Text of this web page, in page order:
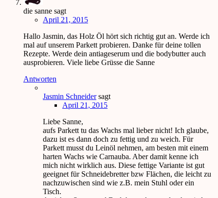
die sanne sagt
April 21, 2015
Hallo Jasmin, das Holz Öl hört sich richtig gut an. Werde ich
mal auf unserem Parkett probieren. Danke für deine tollen
Rezepte. Werde dein antiageserum und die bodybutter auch
ausprobieren. Viele liebe Grüsse die Sanne
Antworten
Jasmin Schneider sagt
April 21, 2015
Liebe Sanne,
aufs Parkett tu das Wachs mal lieber nicht! Ich glaube,
dazu ist es dann doch zu fettig und zu weich. Für
Parkett musst du Leinöl nehmen, am besten mit einem
harten Wachs wie Carnauba. Aber damit kenne ich
mich nicht wirklich aus. Diese fettige Variante ist gut
geeignet für Schneidebretter bzw Flächen, die leicht zu
nachzuwischen sind wie z.B. mein Stuhl oder ein
Tisch.